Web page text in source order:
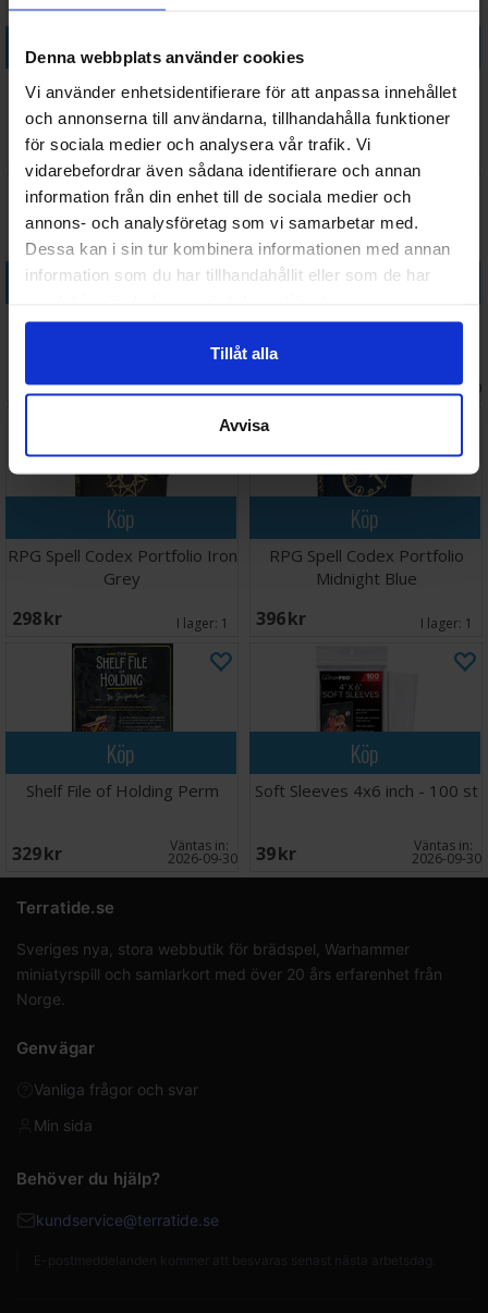
Denna webbplats använder cookies
Vi använder enhetsidentifierare för att anpassa innehållet
och annonserna till användarna, tillhandahålla funktioner
för sociala medier och analysera vår trafik. Vi
vidarebefordrar även sådana identifierare och annan
information från din enhet till de sociala medier och
annons- och analysföretag som vi samarbetar med.
Dessa kan i sin tur kombinera informationen med annan
information som du har tillhandahållit eller som de har
Tillåt alla
Avvisa
Köp
RPG Player Companion - Iron
598 SEK I lager:2
RPG Player Companion -
Midnight Blue
598 SEK
Köp
RPG Spell Codex Portfolio
264 SEK I lager:2
Köp
RPG Spell Codex Portfolio
221 SEK 2026-09-30
Köp
RPG Spell Codex Portfolio Iron
Grey
298 SEK I lager: 1
Köp
RPG Spell Codex Portfolio
Midnight Blue
396 SEK I lager: 1
Köp
Shelf File of Holding Perm
329 SEK Väntas in:
2026-09-30
Köp
Soft Sleeves 4x6 inch - 100 st
39 SEK Väntas in:
2026-09-30
Terratide.se
Sveriges nya, stora webbutik för brädspel, Warhammer
miniatyrspill och samlarkort med över 20 års erfarenhet från
Norge.
Genvägar
Vanliga frågor och svar
Min sida
Behöver du hjälp?
kundservice@terratide.se